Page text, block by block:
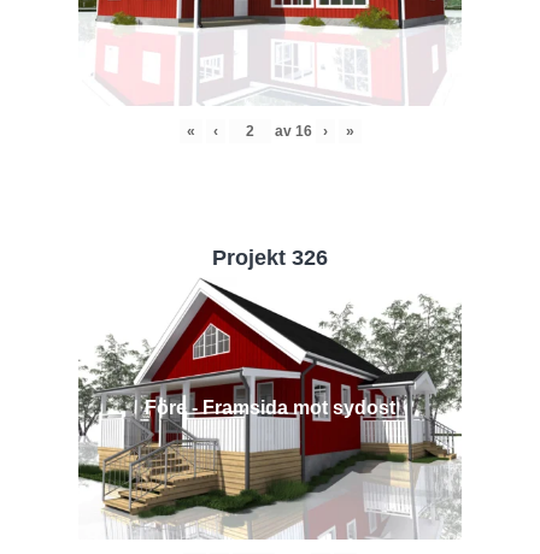
« ‹ av 16 › »
Projekt 326
Före - Framsida mot sydost